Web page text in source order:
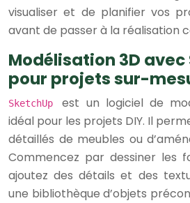
visualiser et de planifier vos
avant de passer à la réalisation
Modélisation 3D avec
pour projets sur-
SketchUpest un logiciel de
idéal pour les projets DIY. Il
détaillés de meubles ou
Commencez par dessiner les
ajoutez des détails et des
une bibliothèque d’objets